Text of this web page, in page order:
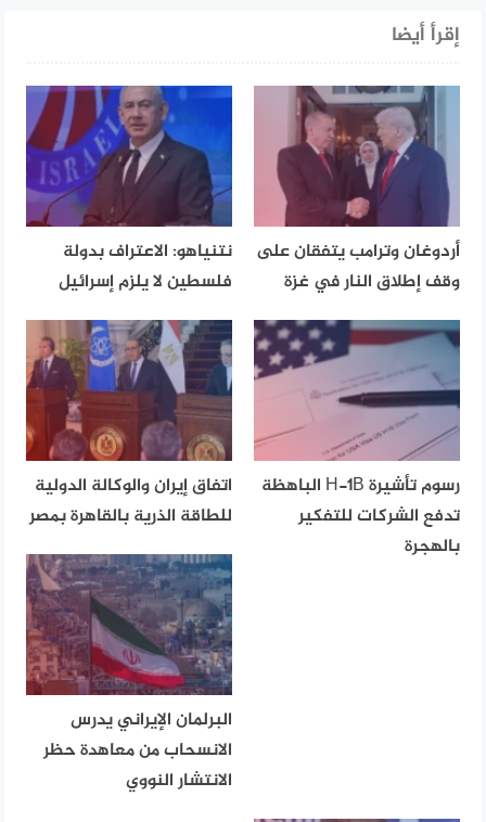
إقرأ أيضا
أردوغان وترامب يتفقان على
وقف إطلاق النار في غزة
نتنياهو: الاعتراف بدولة
فلسطين لا يلزم إسرائيل
رسوم تأشيرة H-1B الباهظة
تدفع الشركات للتفكير
بالهجرة
اتفاق إيران والوكالة الدولية
للطاقة الذرية بالقاهرة بمصر
البرلمان الإيراني يدرس
الانسحاب من معاهدة حظر
الانتشار النووي